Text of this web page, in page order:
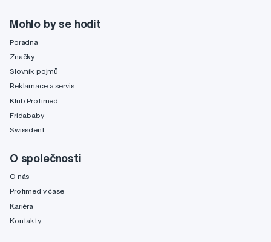
Mohlo by se hodit
Poradna
Značky
Slovník pojmů
Reklamace a servis
Klub Profimed
Fridababy
Swissdent
O společnosti
O nás
Profimed v čase
Kariéra
Kontakty